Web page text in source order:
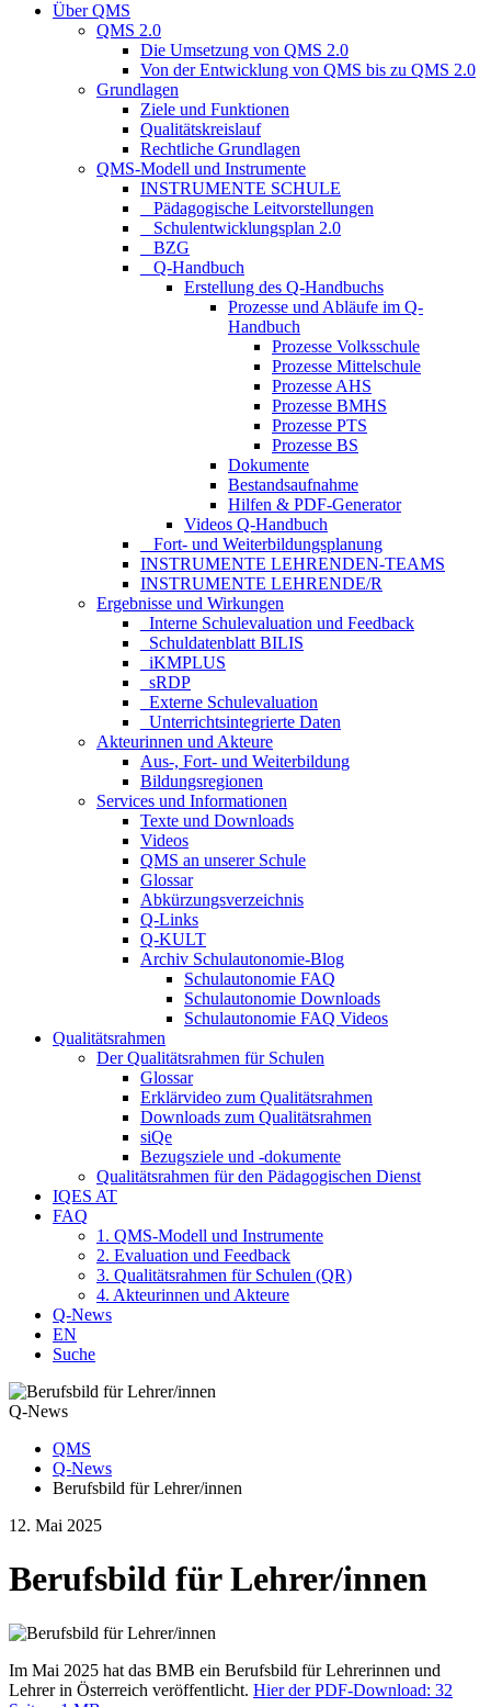
Über QMS
QMS 2.0
Die Umsetzung von QMS 2.0
Von der Entwicklung von QMS bis zu QMS 2.0
Grundlagen
Ziele und Funktionen
Qualitätskreislauf
Rechtliche Grundlagen
QMS-Modell und Instrumente
INSTRUMENTE SCHULE
_ Pädagogische Leitvorstellungen
_ Schulentwicklungsplan 2.0
_ BZG
_ Q-Handbuch
Erstellung des Q-Handbuchs
Prozesse und Abläufe im Q-
Handbuch
Prozesse Volksschule
Prozesse Mittelschule
Prozesse AHS
Prozesse BMHS
Prozesse PTS
Prozesse BS
Dokumente
Bestandsaufnahme
Hilfen & PDF-Generator
Videos Q-Handbuch
_ Fort- und Weiterbildungsplanung
INSTRUMENTE LEHRENDEN-TEAMS
INSTRUMENTE LEHRENDE/R
Ergebnisse und Wirkungen
_Interne Schulevaluation und Feedback
_Schuldatenblatt BILIS
_iKMPLUS
_sRDP
_Externe Schulevaluation
_Unterrichtsintegrierte Daten
Akteurinnen und Akteure
Aus-, Fort- und Weiterbildung
Bildungsregionen
Services und Informationen
Texte und Downloads
Videos
QMS an unserer Schule
Glossar
Abkürzungsverzeichnis
Q-Links
Q-KULT
Archiv Schulautonomie-Blog
Schulautonomie FAQ
Schulautonomie Downloads
Schulautonomie FAQ Videos
Qualitätsrahmen
Der Qualitätsrahmen für Schulen
Glossar
Erklärvideo zum Qualitätsrahmen
Downloads zum Qualitätsrahmen
siQe
Bezugsziele und -dokumente
Qualitätsrahmen für den Pädagogischen Dienst
IQES AT
FAQ
1. QMS-Modell und Instrumente
2. Evaluation und Feedback
3. Qualitätsrahmen für Schulen (QR)
4. Akteurinnen und Akteure
Q-News
EN
Suche
Q-News
QMS
Q-News
Berufsbild für Lehrer/innen
12. Mai 2025
Berufsbild für Lehrer/innen
Im Mai 2025 hat das BMB ein Berufsbild für Lehrerinnen und
Lehrer in Österreich veröffentlicht. Hier der PDF-Download: 32